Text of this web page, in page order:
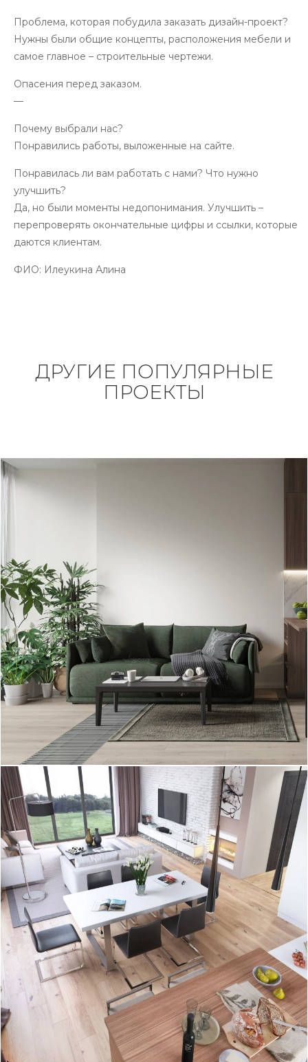
Проблема, которая побудила заказать дизайн-проект?
Нужны были общие концепты, расположения мебели и
самое главное – строительные чертежи.
Опасения перед заказом.
—
Почему выбрали нас?
Понравились работы, выложенные на сайте.
Понравилась ли вам работать с нами? Что нужно
улучшить?
Да, но были моменты недопонимания. Улучшить –
перепроверять окончательные цифры и ссылки, которые
даются клиентам.
ФИО: Илеукина Алина
ДРУГИЕ ПОПУЛЯРНЫЕ
ПРОЕКТЫ